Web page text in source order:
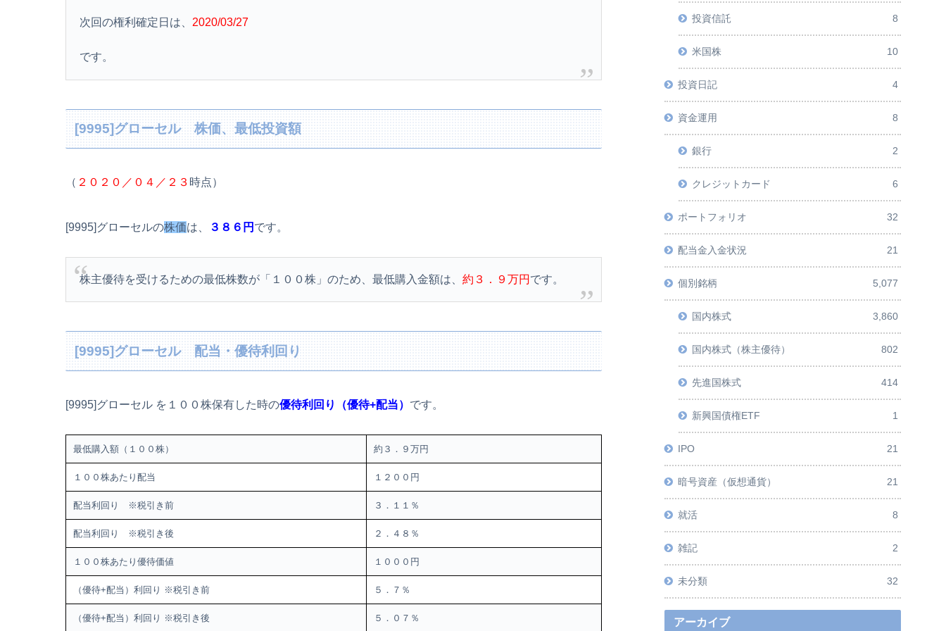
次回の権利確定日は、 2020/03/27
です。
[9995]グローセル 株価、最低投資額
（ ２０２０／０４／２３ 時点）
[9995]グローセルの株価は、 ３８６円 です。
株主優待を受けるための最低株数が「１００株」のため、最低購入金額は、約３．９万円 です。
[9995]グローセル 配当・優待利回り
[9995]グローセル を１００株保有した時の優待利回り（優待+配当） です。
最低購入額（１００株） 約３．９万円
１００株あたり配当 １２００円
配当利回り ※税引き前 ３．１１％
配当利回り ※税引き後 ２．４８％
１００株あたり優待価値 １０００円
（優待+配当）利回り ※税引き前 ５．７％
（優待+配当）利回り ※税引き後 ５．０７％
投資信託 8
米国株 10
投資日記 4
資金運用 8
銀行 2
クレジットカード 6
ポートフォリオ 32
配当金入金状況 21
個別銘柄 5,077
国内株式 3,860
国内株式（株主優待） 802
先進国株式 414
新興国債権ETF 1
IPO 21
暗号資産（仮想通貨） 21
就活 8
雑記 2
未分類 32
アーカイブ